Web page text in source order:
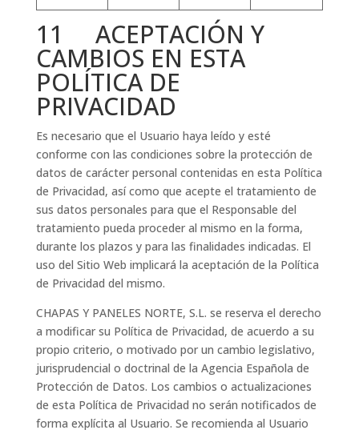
11 ACEPTACIÓN Y
CAMBIOS EN ESTA
POLÍTICA DE
PRIVACIDAD
Es necesario que el Usuario haya leído y esté
conforme con las condiciones sobre la protección de
datos de carácter personal contenidas en esta Política
de Privacidad, así como que acepte el tratamiento de
sus datos personales para que el Responsable del
tratamiento pueda proceder al mismo en la forma,
durante los plazos y para las finalidades indicadas. El
uso del Sitio Web implicará la aceptación de la Política
de Privacidad del mismo.
CHAPAS Y PANELES NORTE, S.L. se reserva el derecho
a modificar su Política de Privacidad, de acuerdo a su
propio criterio, o motivado por un cambio legislativo,
jurisprudencial o doctrinal de la Agencia Española de
Protección de Datos. Los cambios o actualizaciones
de esta Política de Privacidad no serán notificados de
forma explícita al Usuario. Se recomienda al Usuario